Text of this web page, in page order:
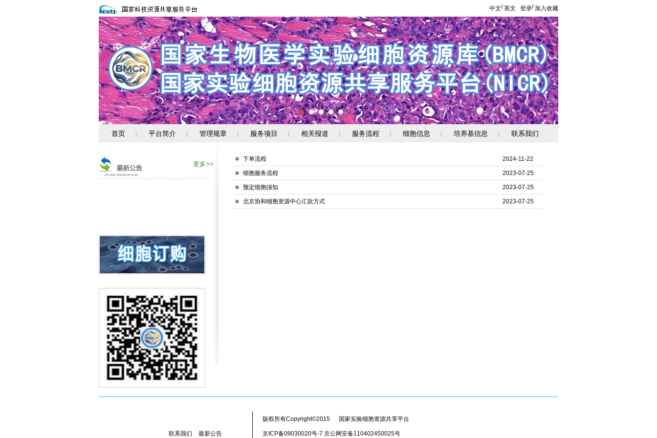
中文/英文 登录/加入收藏
首页 平台简介 管理规章 服务项目 相关报道 服务流程 细胞信息 培养基信息 联系我们
更多>>
消化道肿瘤细胞新资源上线
关注PUMC-系列新资源
专题服务--转移性肿瘤类器官
实验细胞调查
下单流程 2024-11-22
细胞服务流程 2023-07-25
预定细胞须知 2023-07-25
北京协和细胞资源中心汇款方式 2023-07-25
联系我们 最新公告
版权所有Copyright©2015 国家实验细胞资源共享平台
京ICP备09030020号-7 京公网安备110402450025号